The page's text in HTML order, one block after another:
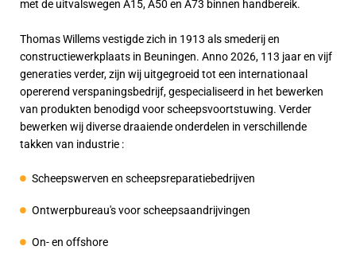
met de uitvalswegen A15, A50 en A73 binnen handbereik.
Thomas Willems vestigde zich in 1913 als smederij en
constructiewerkplaats in Beuningen. Anno 2026, 113 jaar en vijf
generaties verder, zijn wij uitgegroeid tot een internationaal
opererend verspaningsbedrijf, gespecialiseerd in het bewerken
van produkten benodigd voor scheepsvoortstuwing. Verder
bewerken wij diverse draaiende onderdelen in verschillende
takken van industrie :
Scheepswerven en scheepsreparatiebedrijven
Ontwerpbureau's voor scheepsaandrijvingen
On- en offshore